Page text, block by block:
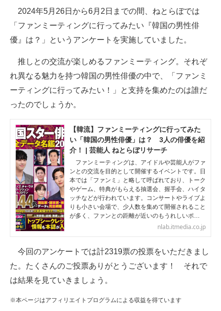
スマホと通信の最新トレンド
進化するPCとデバイスの未来
ビジネスと働き方のヒント
AI活用のいまが分かる
企業ITのトレンドを詳説
経営リーダーのコミュニティ
マーケ×ITの今がよく分かる
ITエンジニア向け専門サイト
企業向けIT製品の総合サイト
IT製品の技術・比較・事例
製造業のIT導入・活用を支援
モノづくり技術者専門サイト
2024年5月26日から6月2日までの間、ねとらぼでは
「ファンミーティングに行ってみたい『韓国の男性俳
優』は？」というアンケートを実施していました。
推しとの交流が楽しめるファンミーティング。それぞ
れ異なる魅力を持つ韓国の男性俳優の中で、「ファンミ
ーティングに行ってみたい！」と支持を集めたのは誰だ
ったのでしょうか。
【韓流】ファンミーティングに行ってみた
い「韓国の男性俳優」は？ 3人の俳優を紹
介！ | 芸能人 ねとらぼリサーチ
ファンミーティングは、アイドルや芸能人がファ
ンとの交流を目的として開催するイベントです。日
本では「ファンミ」と略して呼ばれており、トーク
やゲーム、特典がもらえる抽選会、握手会、ハイタ
ッチなどが行われています。コンサートやライブよ
りも小さい会場で、少人数を集めて開催されること
が多く、ファンとの距離が近いのもうれしいポ…
nlab.itmedia.co.jp
今回のアンケートでは計2319票の投票をいただきまし
た。たくさんのご投票ありがとうございます！ それで
は結果を見ていきましょう。
※本ページはアフィリエイトプログラムによる収益を得ています